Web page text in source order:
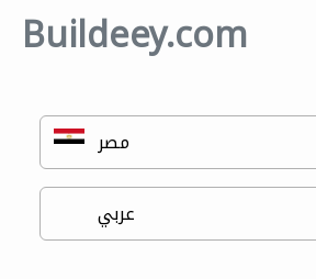
Buildeey.com